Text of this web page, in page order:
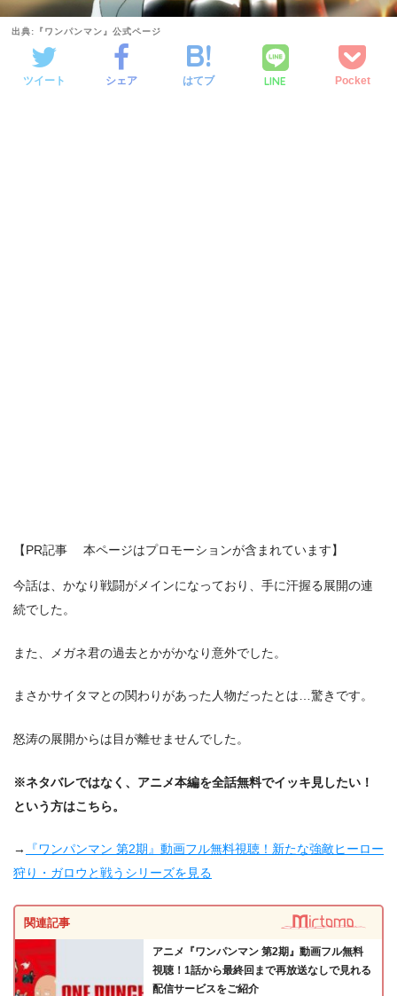
出典:『ワンパンマン』公式ページ
ツイート シェア はてブ LINE Pocket
【PR記事 本ページはプロモーションが含まれています】
今話は、かなり戦闘がメインになっており、手に汗握る展開の連
続でした。
また、メガネ君の過去とかがかなり意外でした。
まさかサイタマとの関わりがあった人物だったとは…驚きです。
怒涛の展開からは目が離せませんでした。
※ネタバレではなく、アニメ本編を全話無料でイッキ見したい！
という方はこちら。
→
『ワンパンマン 第2期』動画フル無料視聴！新たな強敵ヒーロー
狩り・ガロウと戦うシリーズを見る
関連記事
アニメ『ワンパンマン 第2期』動画フル無料
視聴！1話から最終回まで再放送なしで見れる
配信サービスをご紹介